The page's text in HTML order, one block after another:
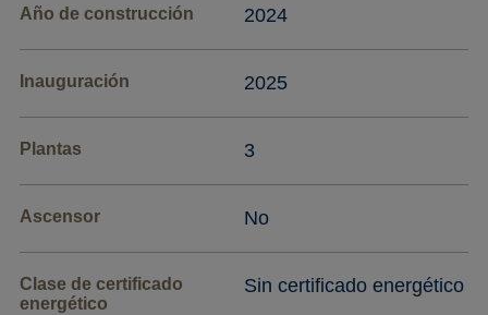
Año de construcción 2024
Inauguración 2025
Plantas 3
Ascensor No
Clase de certificado
energético
Sin certificado energético